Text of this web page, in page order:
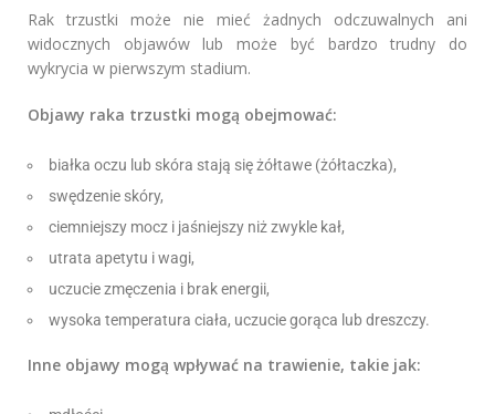
Rak trzustki może nie mieć żadnych odczuwalnych ani
widocznych objawów lub może być bardzo trudny do
wykrycia w pierwszym stadium.
Objawy raka trzustki mogą obejmować:
białka oczu lub skóra stają się żółtawe (żółtaczka),
swędzenie skóry,
ciemniejszy mocz i jaśniejszy niż zwykle kał,
utrata apetytu i wagi,
uczucie zmęczenia i brak energii,
wysoka temperatura ciała, uczucie gorąca lub dreszczy.
Inne objawy mogą wpływać na trawienie, takie jak: